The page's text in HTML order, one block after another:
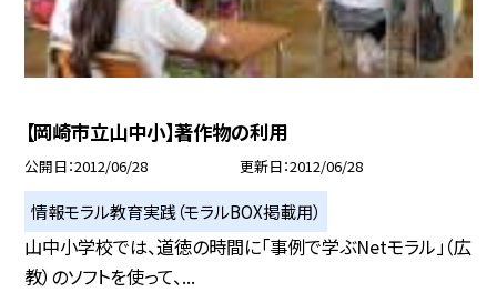
【岡崎市立山中小】著作物の利用
公開日 2012/06/28 更新日 2012/06/28
情報モラル教育実践（モラルBOX掲載用）
山中小学校では、道徳の時間に「事例で学ぶNetモラル」（広
教）のソフトを使って、...